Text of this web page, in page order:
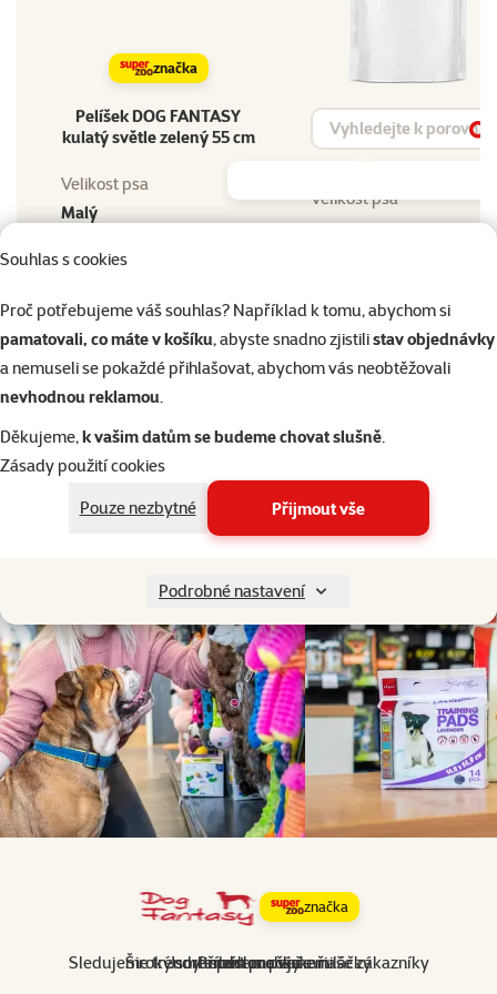
Souhlas s cookies
Proč potřebujeme váš souhlas? Například k tomu, abychom si
pamatovali, co máte v košíku, abyste snadno zjistilistav objednávky
a nemuseli se pokaždé přihlašovat, abychom vás neobtěžovali
nevhodnou reklamou.
Děkujeme,k vašim datům se budeme chovat slušně.
Zásady použití cookies
Pouze nezbytné
Přijmout vše
Podrobné nastavení
značka
Pelíšek DOG FANTASY
kulatý světle zelený 55 cm
Vyhledat produkt
Velikost psa
Malý
Velikost psa
Plyš
Barva
Zelená
Barva
Typ pelíšku
Pelech s bočnicemi
Typ pelíšku
Kulatý
Tvar pelíšku
značka
Příběh značky
Široký sortiment pro vaše miláčky
Jsme srdcem pejskaři
Sledujeme trendy a posloucháme naše zákazníky